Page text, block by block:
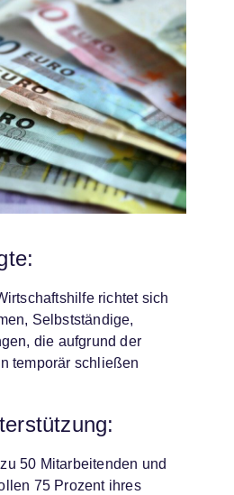
richtet sich
Selbstständige,
die aufgrund der
temporär schließen
50 Mitarbeitenden und
75 Prozent ihres